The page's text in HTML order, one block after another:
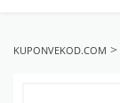
KUPONVEKOD.COM >